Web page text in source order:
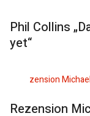
Phil Collins
yet“
Rezension